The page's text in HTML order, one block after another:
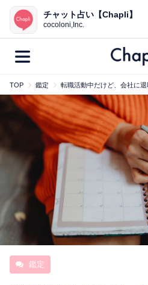
鑑定記事・占
最新記事一覧
人気記事一覧
カテゴリー別
鑑定
キーワード別
彼の気持ち 恋の行方
今週の運勢 彼氏
相性
チャット占い【Chapli】
cocoloni,Inc.
TOP 鑑定 転職活動中だけど、会社に
鑑定